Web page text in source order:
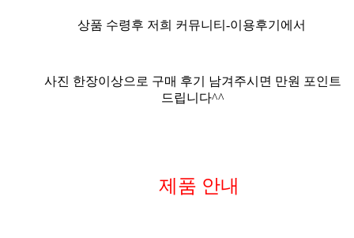
상품 수령후 저희 커뮤니티-이용후기 에서
사진 한장이상으로 구매 후기 남겨주시면 만원 포인트
드립니다^^
제품 안내